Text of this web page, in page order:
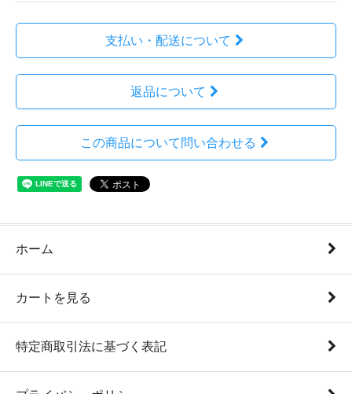
支払い・配送について
返品について
この商品について問い合わせる
ホーム
カートを見る
特定商取引法に基づく表記